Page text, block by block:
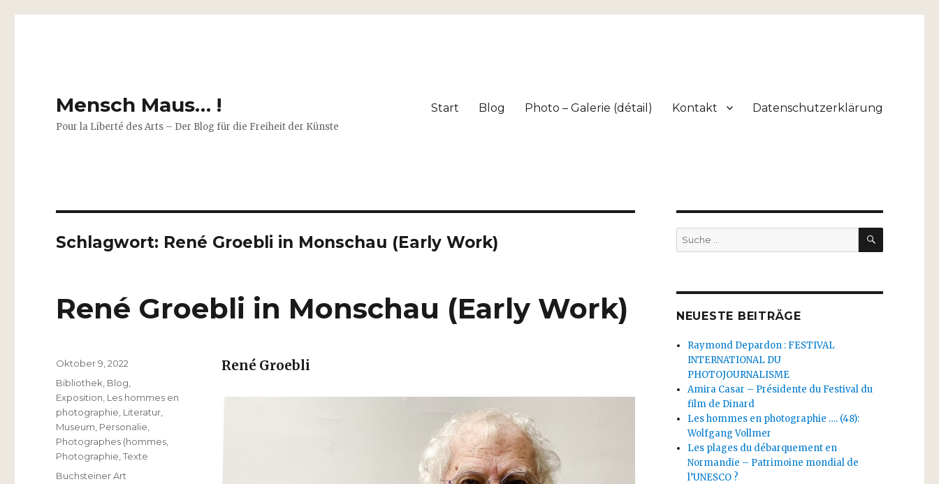
Mensch Maus… !
Pour la Liberté des Arts – Der Blog für die Freiheit der Künste
Start Blog Photo – Galerie (détail) Kontakt Datenschutzerklärung
Schlagwort: René Groebli in Monschau (Early Work)
René Groebli in Monschau (Early Work)
René Groebli
Veröffentlicht
am
Oktober 9, 2022
Kategorien
Bibliothek Blog
Exposition Les hommes en
photographie Literatur
Museum Personalie
Photographes (hommes
Photographie ,Texte
Schlagwörter
Buchsteiner Art
Suche
nach:
SUCHEN
NEUESTE BEITRÄGE
Raymond Depardon : FESTIVAL
INTERNATIONAL DU
PHOTOJOURNALISME
Amira Casar – Présidente du Festival du
film de Dinard
Les hommes en photographie …. (48):
Wolfgang Vollmer
Les plages du débarquement en
Normandie – Patrimoine mondial de
l’UNESCO ?